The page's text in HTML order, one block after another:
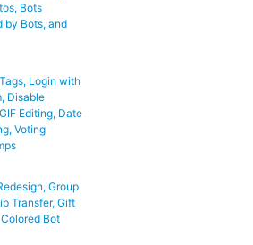
Bots
by Bots, and
Login with
Disable
Editing, Date
Voting
Group
Transfer, Gift
Bot